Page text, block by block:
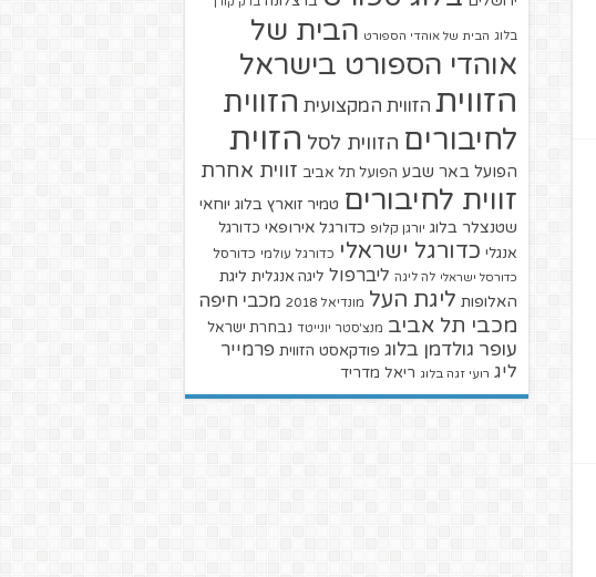
בלוג הבית של אוהדי הספורט הבית של
אוהדי הספורט בישראל
הזווית הזווית המקצועית הזווית
לחיבורים הזווית לסל הזוית
הפועל באר שבע הפועל תל אביב זווית אחרת
זווית לחיבורים טמיר זוארץ בלוג יוחאי
שטנצלר בלוג יורגן קלופ כדורגל אירופאי כדורגל
אנגלי כדורגל ישראלי כדורגל עולמי כדורסל
כדורסל ישראלי לה ליגה ליברפול ליגה אנגלית ליגת
האלופות ליגת העל מונדיאל 2018 מכבי חיפה
מכבי תל אביב מנצ'סטר יונייטד נבחרת ישראל
עופר גולדמן בלוג פודקאסט הזווית פרמייר
ליג רועי זגה בלוג ריאל מדריד